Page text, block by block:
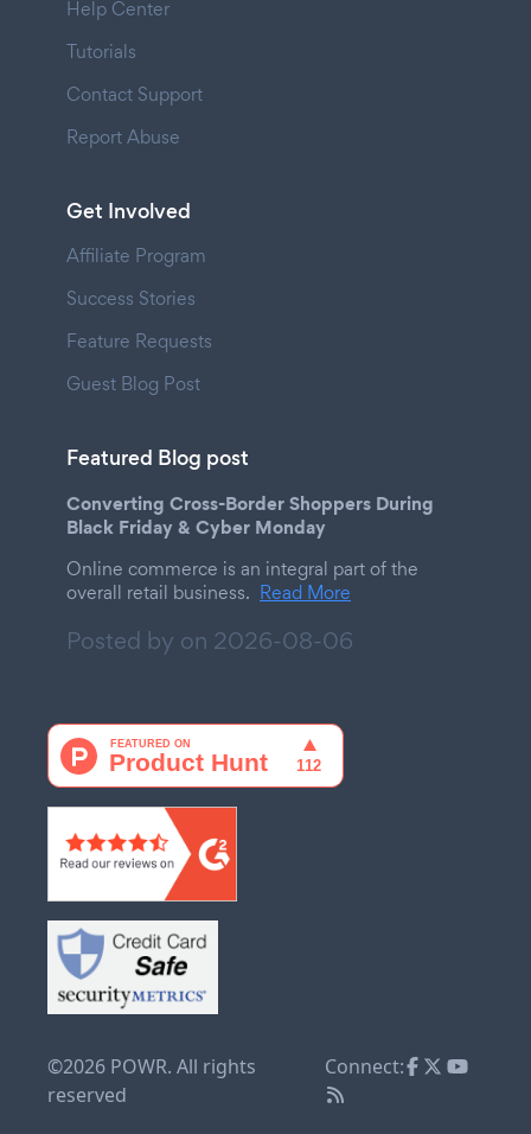
Help Center
Tutorials
Contact Support
Report Abuse
Get Involved
Affiliate Program
Success Stories
Feature Requests
Guest Blog Post
Featured Blog post
Converting Cross-Border Shoppers During
Black Friday & Cyber Monday
Online commerce is an integral part of the
overall retail business. Read More
Posted by on 2026-08-06
©2026 POWR. All rights
reserved
Connect: